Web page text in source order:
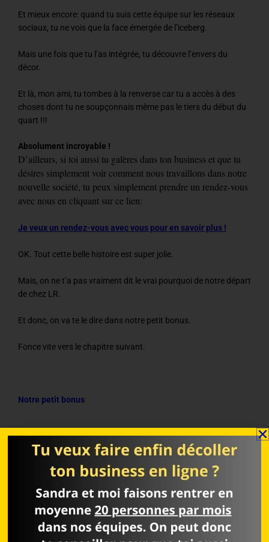
Et mieux encore: quand tu suis cette équipe sur les réseaux
sociaux, tu ne vois que la face émergée de l’iceberg.
Mais une fois que tu l’as intégrée, tu découvre l’envers du
décor.
Et là, mon ami, tu tombes à la renverse car tu a accès à des
choses dont tu ne soupçonnais même pas le tiers du début du
quart !!!
Absolument incroyable !
D’ailleurs, si toi aussi tu galères dans ton business et que tu
désires simplement voir comment nous travaillons dans notre
nouvelle société, tu peux simplement prendre un rendez-vous
avec nous en cliquant sur ce lien:
Je veux un rendez-vous avec vous pour en savoir plus !
OK. Tout cette belle histoire est super jolie.
Mais, on ne t’a pas vraiment dit le vrai pourquoi de notre départ
de chez LR.
Et donc, on va te le dire dans notre petit bonus.
Fonce vite vers le chapitre suivant.
Notre petit bonus
Notre avis LR franc et honnête pourrait se résumer ainsi:
Super société dotée de produits exceptionnels, mais qui a
malheureusement manqué le virage indispensable du
marketing digital.
Alors, ok, notre marraine a bien essayé de se démener pour
nous amener de la valeur et nous former au digital.